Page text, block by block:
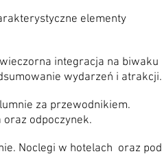
elementy
integracja na biwaku
wydarzeń i atrakcji.
za przewodnikiem.
odpoczynek.
Noclegi w hotelach oraz pod